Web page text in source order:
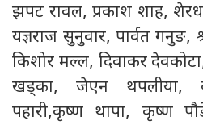
झपट रावल, प्रकाश शाह,
यज्ञराज सुनुवार, पार्वत गनुङ,
किशोर मल्ल, दिवाकर
खड्का, जेएन थपलीया,
पहारी,कृष्ण थापा, कृष्ण